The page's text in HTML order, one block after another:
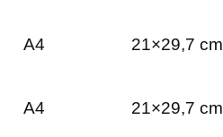
A4 21×29,7 cm
A4 21×29,7 cm